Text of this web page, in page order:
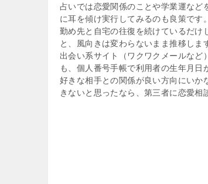
占いでは恋愛関係のことや学業運など
に耳を傾け実行してみるのも良策です。
勤め先と自宅の往復を続けているだけ
と、風向きは変わらないまま推移しま
出会い系サイト（ワクワクメールな
も、個人番号手帳で利用者の生年月日
好きな相手との関係が良い方向にいか
きないと思ったなら、第三者に恋愛相